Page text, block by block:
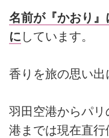
名前が『かおり
に しています。
香りを旅の思い出
羽田空港からパ
港までは現在直